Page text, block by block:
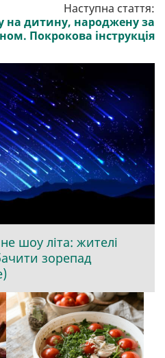
Наступна стаття:
на дитину, народжену за
Покрокова інструкція
шоу літа: жителі
зорепад